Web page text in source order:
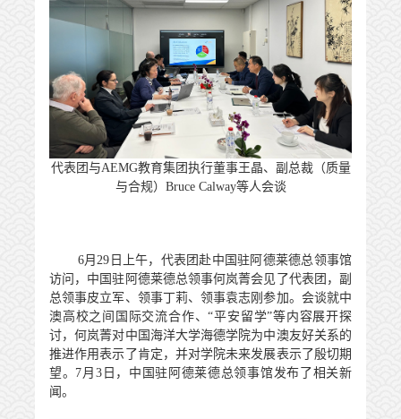
代表团与AEMG教育集团执行董事王晶、副总裁（质量
与合规）Bruce Calway等人会谈
6月29 日上午，代表团赴中国驻阿德莱德总领事馆
访问，中国驻阿德莱德总领事何岚菁会见了代表团，副
总领事皮立军、领事丁莉、领事袁志刚参加。会谈就中
澳高校之间国际交流合作、“平安留学”等内容展开探
讨，何岚菁对中国海洋大学海德学院为中澳友好关系的
推进作用表示了肯定，并对学院未来发展表示了殷切期
望。 7月 3日，中国驻阿德莱德总领事馆发布了相关新
闻。